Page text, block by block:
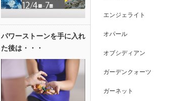
パワーストーンを手に入れ
た後は・・・
エンジェライト
オパール
オブシディアン
ガーデンクォーツ
ガーネット